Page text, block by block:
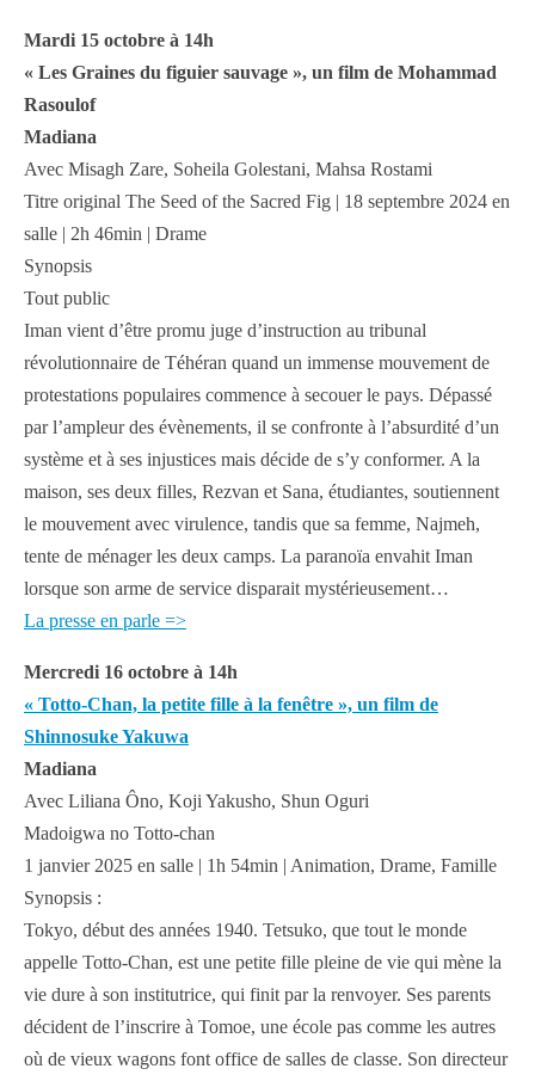
Mardi 15 octobre à 14h
« Les Graines du figuier sauvage », un film de Mohammad
Rasoulof
Madiana
Avec Misagh Zare, Soheila Golestani, Mahsa Rostami
Titre original The Seed of the Sacred Fig | 18 septembre 2024 en
salle | 2h 46min | Drame
Synopsis
Tout public
Iman vient d’être promu juge d’instruction au tribunal
révolutionnaire de Téhéran quand un immense mouvement de
protestations populaires commence à secouer le pays. Dépassé
par l’ampleur des évènements, il se confronte à l’absurdité d’un
système et à ses injustices mais décide de s’y conformer. A la
maison, ses deux filles, Rezvan et Sana, étudiantes, soutiennent
le mouvement avec virulence, tandis que sa femme, Najmeh,
tente de ménager les deux camps. La paranoïa envahit Iman
lorsque son arme de service disparait mystérieusement…
La presse en parle =>
Mercredi 16 octobre à 14h
« Totto-Chan, la petite fille à la fenêtre », un film de
Shinnosuke Yakuwa
Madiana
Avec Liliana Ôno, Koji Yakusho, Shun Oguri
Madoigwa no Totto-chan
1 janvier 2025 en salle | 1h 54min | Animation, Drame, Famille
Synopsis :
Tokyo, début des années 1940. Tetsuko, que tout le monde
appelle Totto-Chan, est une petite fille pleine de vie qui mène la
vie dure à son institutrice, qui finit par la renvoyer. Ses parents
décident de l’inscrire à Tomoe, une école pas comme les autres
où de vieux wagons font office de salles de classe. Son directeur